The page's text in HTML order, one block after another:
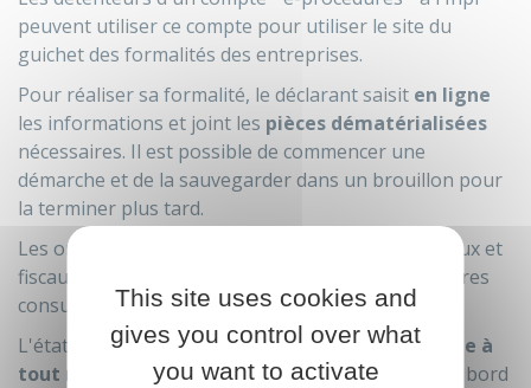
peuvent utiliser ce compte pour utiliser le site du
guichet des formalités des entreprises.
Pour réaliser sa formalité, le déclarant saisit en ligne
les informations et joint les pièces dématérialisées
nécessaires. Il est possible de commencer une
démarche et de la sauvegarder dans un brouillon pour
la terminer plus tard.
Les organismes compétents (Insee, services sociaux et
fiscaux, greffes de tribunaux de commerce, chambres
consulaires, etc.) traitent les informations reçues.
L'état d'avancement des formalités est consultable à
tout moment
sur le guichet, depuis le tableau de bord
This site uses cookies and
gives you control over what
you want to activate